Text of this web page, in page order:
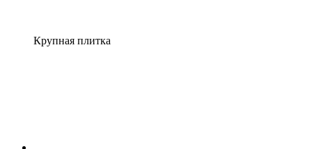
Крупная плитка